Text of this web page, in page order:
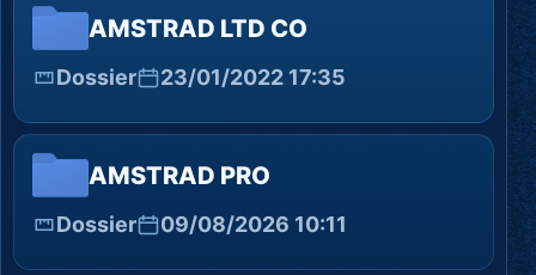
AMSTRAD LTD CO
Dossier 23/01/2022 17:35
AMSTRAD PRO
Dossier 09/08/2026 10:11